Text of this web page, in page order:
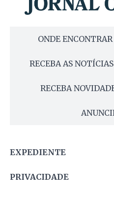
ONDE
RECEBA AS
RECEBA
EXPEDIENTE
PRIVACIDADE